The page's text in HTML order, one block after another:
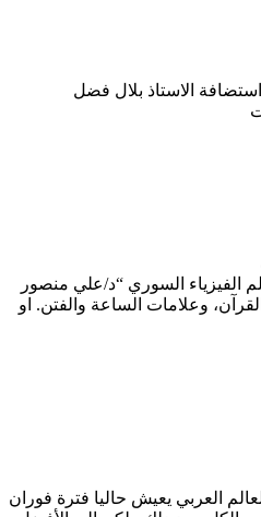
الاستاذ بلال فضل
السوري “د/علي منصور
وعلامات الساعة والفتن. او
العربي يعيش حاليا فترة فوران